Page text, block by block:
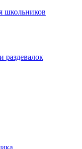
школьников
раздевалок